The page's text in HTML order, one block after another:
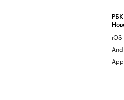
РБК
iOS